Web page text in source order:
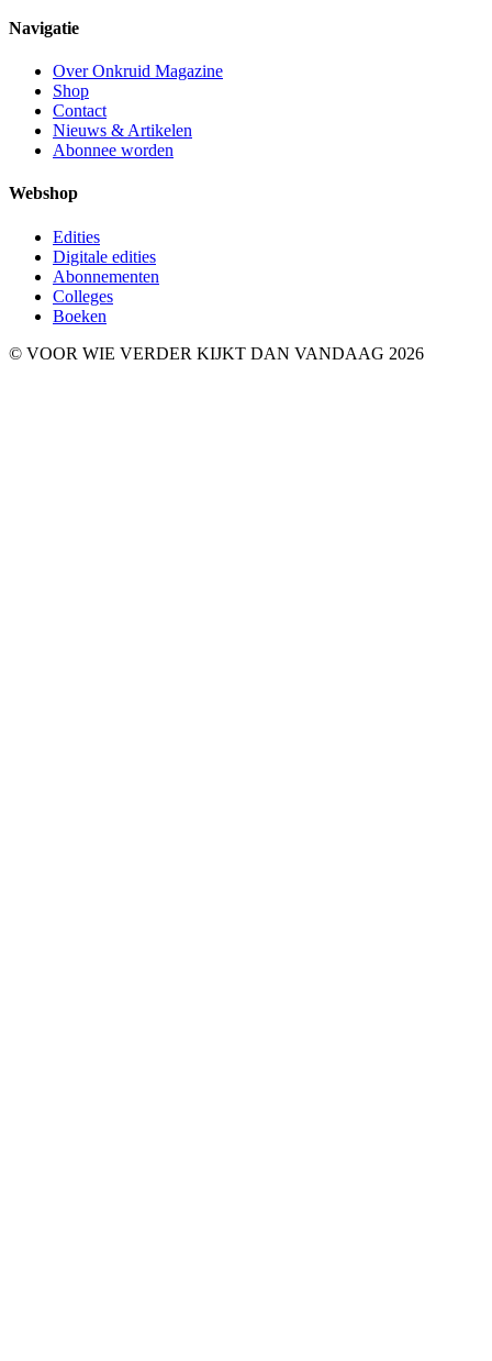
Navigatie
Over Onkruid Magazine
Shop
Contact
Nieuws & Artikelen
Abonnee worden
Webshop
Edities
Digitale edities
Abonnementen
Colleges
Boeken
© VOOR WIE VERDER KIJKT DAN VANDAAG 2026